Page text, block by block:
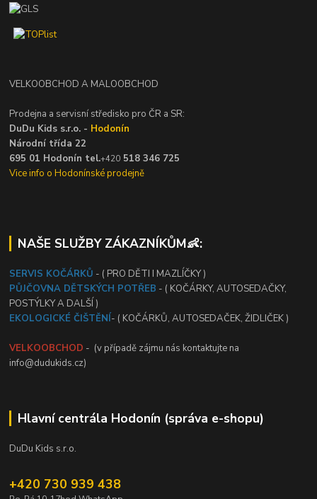
VELKOOBCHOD A MALOOBCHOD
Prodejna a servisní středisko pro ČR a SR:
DuDu Kids s.r.o. - Hodonín
Národní třída 22
695 01 Hodonín tel.+420 518 346 725
Vice info o Hodonínské prodejně
NAŠE SLUŽBY ZÁKAZNÍKŮM👶:
SERVIS KOČÁRKŮ - ( PRO DĚTI I MAZLÍČKY )
PŮJČOVNA DĚTSKÝCH POTŘEB - ( KOČÁRKY, AUTOSEDAČKY,
POSTÝLKY A DALŠÍ )
EKOLOGICKÉ ČIŠTĚNÍ- ( KOČÁRKŮ, AUTOSEDAČEK, ŽIDLIČEK )
VELKOOBCHOD - (v případě zájmu nás kontaktujte na
info@dudukids.cz)
Hlavní centrála Hodonín (správa e-shopu)
DuDu Kids s.r.o.
+420 730 939 438